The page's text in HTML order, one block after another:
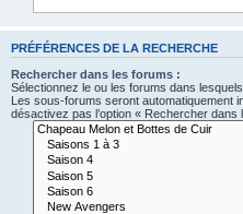
PRÉFÉRENCES DE LA RECHERCHE
Rechercher dans les forums :
Sélectionnez le ou les forums dans
Les sous-forums seront automatiquement
désactivez pas l’option « Rechercher